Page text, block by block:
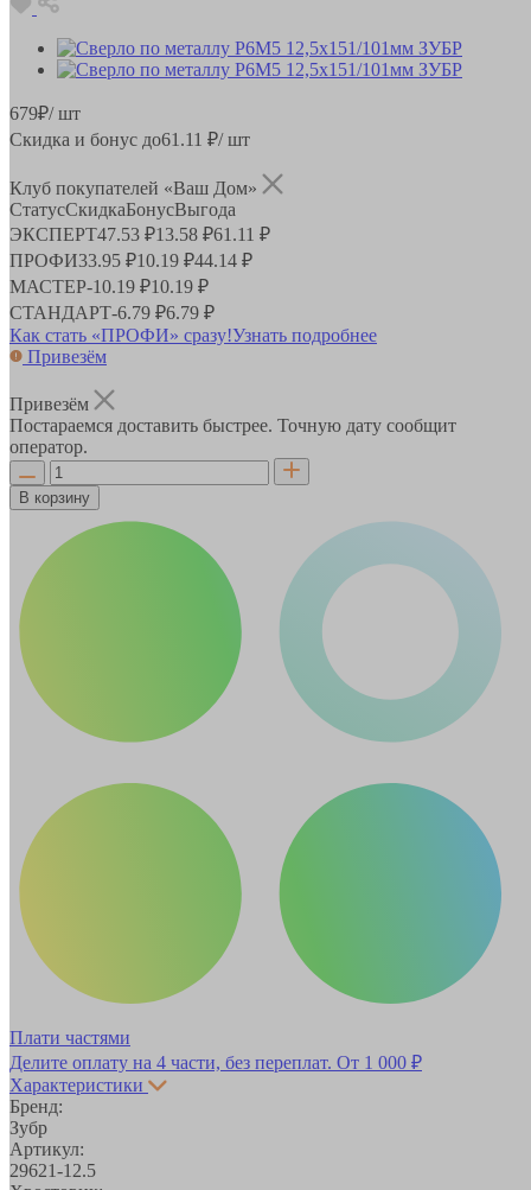
679₽/ шт
Скидка и бонус до61.11 ₽/ шт
Клуб покупателей «Ваш Дом»
СтатусСкидкаБонусВыгода
ЭКСПЕРТ47.53 ₽13.58 ₽61.11 ₽
ПРОФИ33.95 ₽10.19 ₽44.14 ₽
МАСТЕР-10.19 ₽10.19 ₽
СТАНДАРТ-6.79 ₽6.79 ₽
Как стать «ПРОФИ» сразу!Узнать подробнее
Привезём
Привезём
Постараемся доставить быстрее. Точную дату сообщит
оператор.
В корзину
Плати частями
Делите оплату на 4 части, без переплат. От 1 000 ₽
Характеристики
Бренд:
Зубр
Артикул:
29621-12.5